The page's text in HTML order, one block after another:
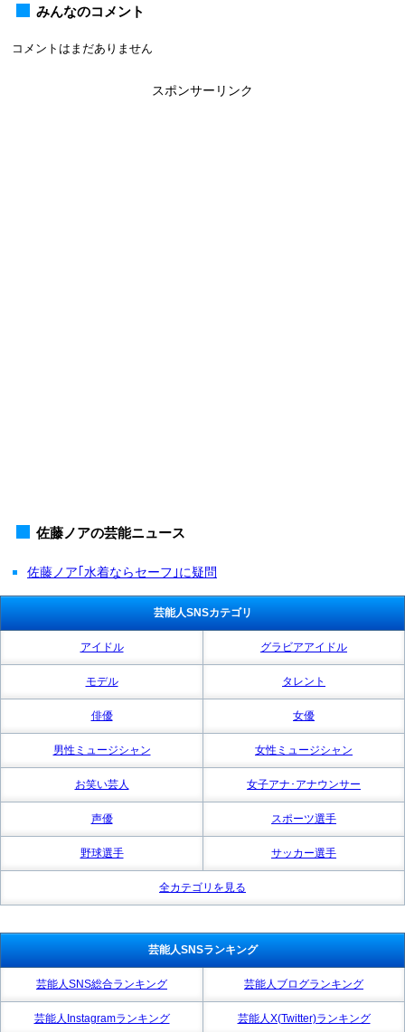
みんなのコメント
コメントはまだありません
スポンサーリンク
佐藤ノアの芸能ニュース
佐藤ノア｢水着ならセーフ｣に疑問
芸能人SNSカテゴリ
アイドル グラビアアイドル
モデル タレント
俳優 女優
男性ミュージシャン 女性ミュージシャン
お笑い芸人 女子アナ･アナウンサー
声優 スポーツ選手
野球選手 サッカー選手
全カテゴリを見る
芸能人SNSランキング
芸能人SNS総合ランキング 芸能人ブログランキング
芸能人Instagramランキング 芸能人X(Twitter)ランキング